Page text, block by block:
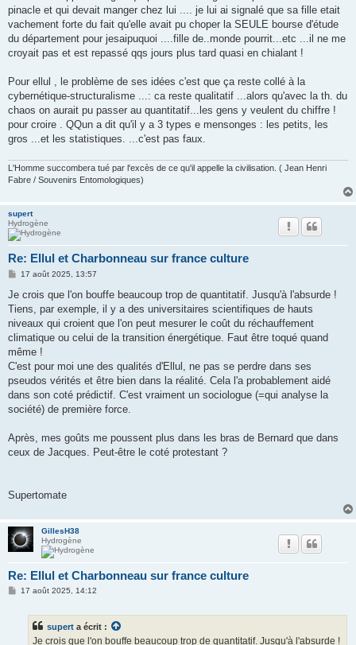
pinacle et qui devait manger chez lui .... je lui ai signalé que sa fille etait
vachement forte du fait qu'elle avait pu choper la SEULE bourse d'étude
du département pour jesaipuquoi ....fille de..monde pourrit...etc ...il ne me
croyait pas et est repassé qqs jours plus tard quasi en chialant !
Pour ellul , le problème de ses idées c'est que ça reste collé à la
cybernétique-structuralisme ...: ca reste qualitatif ...alors qu'avec la th. du
chaos on aurait pu passer au quantitatif...les gens y veulent du chiffre !
pour croire . QQun a dit qu'il y a 3 types e mensonges : les petits, les
gros ...et les statistiques. ...c'est pas faux.
L'Homme succombera tué par l'excès de ce qu'il appelle la civilisation. ( Jean Henri
Fabre / Souvenirs Entomologiques)
supert
Hydrogène
Re: Ellul et Charbonneau sur france culture
M
s
a
g
17 août 2025, 13:57
Je crois que l'on bouffe beaucoup trop de quantitatif. Jusqu'à l'absurde !
Tiens, par exemple, il y a des universitaires scientifiques de hauts
niveaux qui croient que l'on peut mesurer le coût du réchauffement
climatique ou celui de la transition énergétique. Faut être toqué quand
même !
C'est pour moi une des qualités d'Ellul, ne pas se perdre dans ses
pseudos vérités et être bien dans la réalité. Cela l'a probablement aidé
dans son coté prédictif. C'est vraiment un sociologue (=qui analyse la
société) de première force.
Après, mes goûts me poussent plus dans les bras de Bernard que dans
ceux de Jacques. Peut-être le coté protestant ?
Supertomate
GillesH38
Hydrogène
Re: Ellul et Charbonneau sur france culture
M
17 août 2025, 14:12
supert a écrit :
Je crois que l'on bouffe beaucoup trop de quantitatif. Jusqu'à l'absurde !